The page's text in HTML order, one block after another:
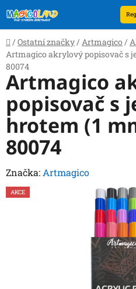
na
obsah
Domů
/ Ostatní značky / Artmagico /
Artmagico akrylový popisovač s
80074
Artmagico
popisovač s
hrotem (1
80074
Značka:Artmagico
AKCE